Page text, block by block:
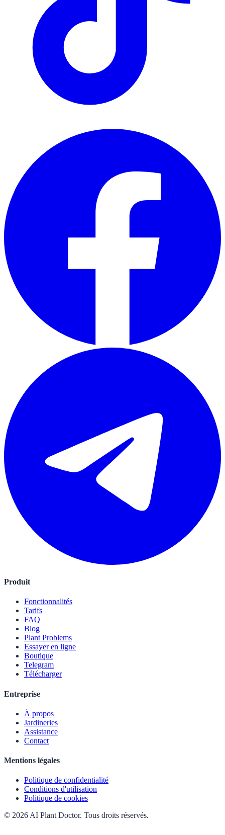
Produit
Fonctionnalités
Tarifs
FAQ
Blog
Plant Problems
Essayer en ligne
Boutique
Telegram
Télécharger
Entreprise
À propos
Jardineries
Assistance
Contact
Mentions légales
Politique de confidentialité
Conditions d'utilisation
Politique de cookies
© 2026 AI Plant Doctor. Tous droits réservés.